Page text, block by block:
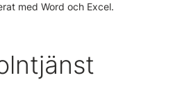
med Word och Excel.